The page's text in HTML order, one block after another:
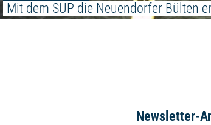
Mit dem SUP die Neuendorfer Bülten
Newsletter-